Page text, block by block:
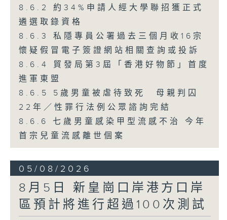
8.6.2 約34%申請人經大學聯招獲正式
遴選取錄資格
8.6.3 私隱專員公署過去三個月收16宗
懷疑假冒電子簽證網站相關查詢或投訴
8.6.4 貿發局第3屆「香港好物節」首度
進軍東盟
8.6.5 5歲男童被虐待致死 母親判囚
22年／性罪行法例公眾諮詢完結
8.6.6 七歲男童感染甲型流感不治 今年
首宗兒童流感離世個案
05/08/2026
8月5日 新皇崗口岸港方口岸
區預計將進行超過100次測試